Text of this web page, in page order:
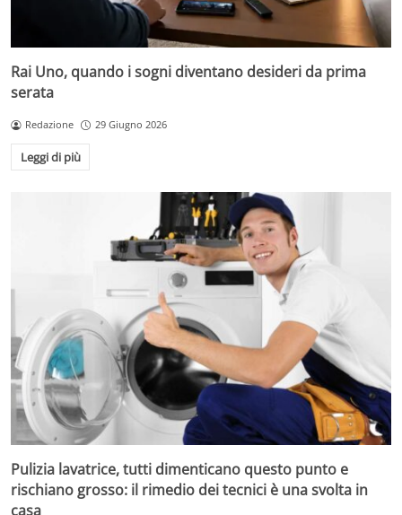
Rai Uno, quando i sogni diventano desideri da prima
serata
Redazione 29 Giugno 2026
Leggi di più
Pulizia lavatrice, tutti dimenticano questo punto e
rischiano grosso: il rimedio dei tecnici è una svolta in
casa